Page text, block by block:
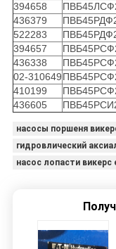
394658
436379
522283
394657
436338
02-310649
410199
436605
насосы поршеня
гидровлический
насос лопасти викерс